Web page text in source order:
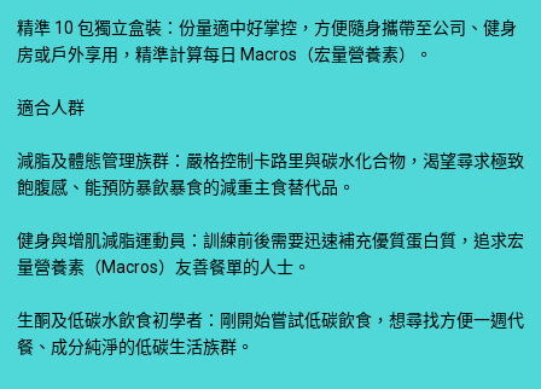
精準 10 包獨立盒裝：份量適中好掌控，方便隨身攜帶至公司、健身
房或戶外享用，精準計算每日 Macros（宏量營養素）。
適合人群
減脂及體態管理族群：嚴格控制卡路里與碳水化合物，渴望尋求極致
飽腹感、能預防暴飲暴食的減重主食替代品。
健身與增肌減脂運動員：訓練前後需要迅速補充優質蛋白質，追求宏
量營養素（Macros）友善餐單的人士。
生酮及低碳水飲食初學者：剛開始嘗試低碳飲食，想尋找方便一週代
餐、成分純淨的低碳生活族群。